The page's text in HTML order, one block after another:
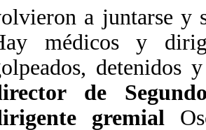
a juntarse y
médicos y
detenidos
de
gremial